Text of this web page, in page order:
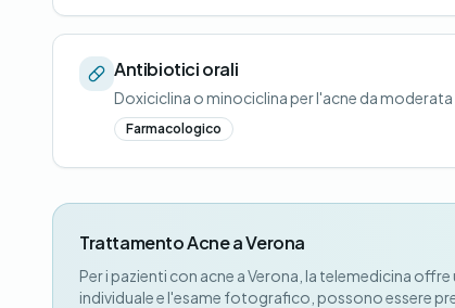
Antibiotici orali
Doxiciclina o minociclina per l'acne da
Farmacologico
Trattamento Acne a Verona
Per i pazienti con acne a Verona, la telemedicina
individuale e l'esame fotografico, possono essere